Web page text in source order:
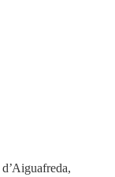
d’Aiguafreda,